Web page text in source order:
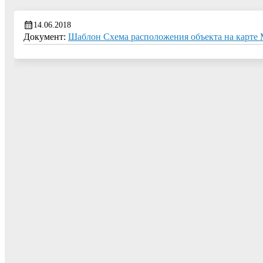
14.06.2018
Документ: Шаблон Схема расположения объекта на карте